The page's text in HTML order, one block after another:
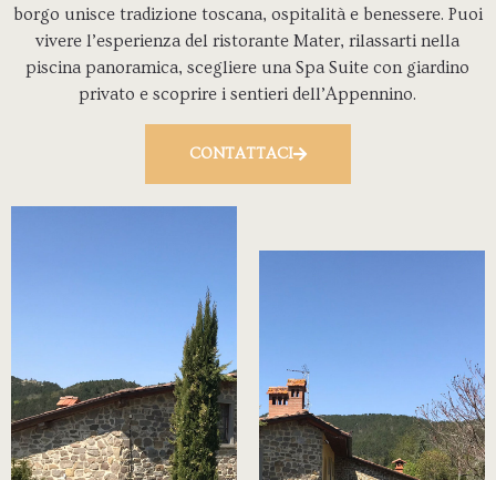
borgo unisce tradizione toscana, ospitalità e benessere. Puoi
vivere l’esperienza del ristorante Mater, rilassarti nella
piscina panoramica, scegliere una Spa Suite con giardino
privato e scoprire i sentieri dell’Appennino.
CONTATTACI